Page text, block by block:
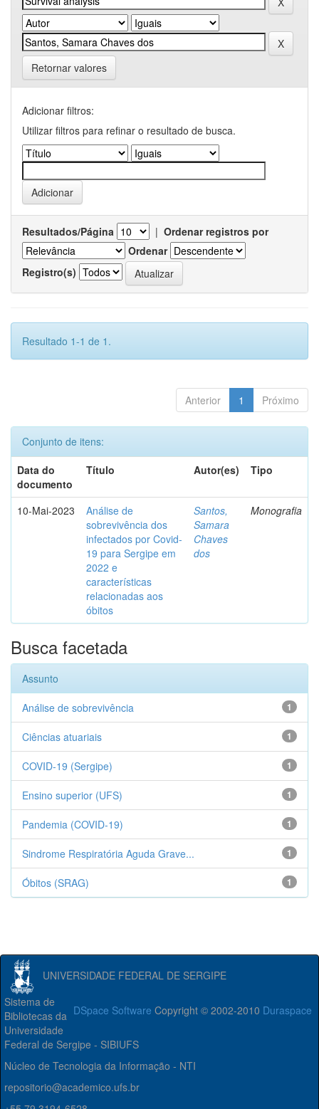
Retornar valores
Adicionar filtros:
Utilizar filtros para refinar o resultado de busca.
Resultados/Página | Ordenar registros por
Ordenar
Registro(s)
Resultado 1-1 de 1.
Anterior 1 Próximo
Conjunto de itens:
Data do
documento
Título Autor(es) Tipo
10-Mai-2023
Análise de
sobrevivência dos
infectados por Covid-
19 para Sergipe em
2022 e
características
relacionadas aos
óbitos
Santos,
Samara
Chaves
dos
Monografia
Busca facetada
Assunto
1
Análise de sobrevivência
1
Ciências atuariais
1
COVID-19 (Sergipe)
1
Ensino superior (UFS)
1
Pandemia (COVID-19)
1
Sindrome Respiratória Aguda Grave...
1
Óbitos (SRAG)
UNIVERSIDADE FEDERAL DE SERGIPE
DSpace Software Copyright © 2002-2010 Duraspace
Sistema de
Bibliotecas da
Universidade
Federal de Sergipe - SIBIUFS
Núcleo de Tecnologia da Informação - NTI
repositorio@academico.ufs.br